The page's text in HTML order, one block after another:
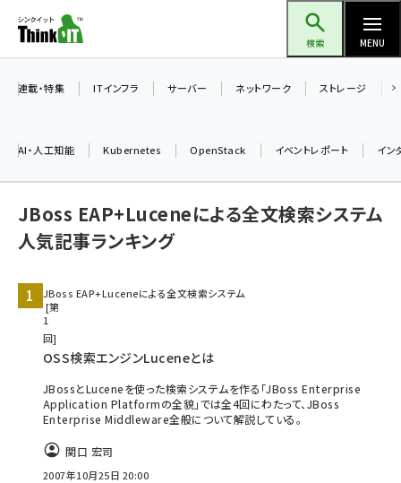
ン
ツ
検索 MENU
加藤銘のチーム貢献～仲間と築いた勝利の絆～ (2315)
北海道をのんびり旅する晴山佳須夫のヒント集！ (2037)
genai (1484)
abc123 (1360)
連載・特集 ITインフラ サーバー ネットワーク ストレージ
AI・人工知能 Kubernetes OpenStack イベントレポート イン
JBoss EAP+Luceneによる全文検索システム
人気記事ランキング
JBoss EAP+Luceneによる全文検索システム
第
1
回
OSS検索エンジンLuceneとは
JBossとLuceneを使った検索システムを作る「JBoss Enterprise
Application Platformの全貌」では全4回にわたって、JBoss
Enterprise Middleware全般について解説している。
関口 宏司
2007年10月25日 20:00